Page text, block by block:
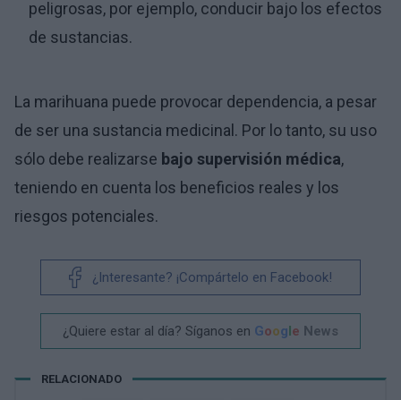
peligrosas, por ejemplo, conducir bajo los efectos
de sustancias.
La marihuana puede provocar dependencia, a pesar
de ser una sustancia medicinal. Por lo tanto, su uso
sólo debe realizarse bajo supervisión médica,
teniendo en cuenta los beneficios reales y los
riesgos potenciales.
¿Interesante? ¡Compártelo en Facebook!
¿Quiere estar al día? Síganos en Google News
RELACIONADO